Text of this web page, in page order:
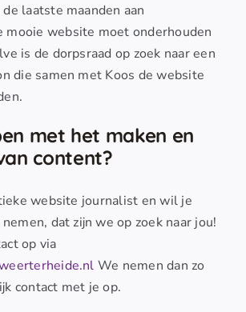
laatste maanden aan
mooie website moet onderhouden
is de dorpsraad op zoek naar een
die samen met Koos de website
met het maken en
content?
website journalist en wil je
dat zijn we op zoek naar jou!
op via
We nemen dan zo
contact met je op.